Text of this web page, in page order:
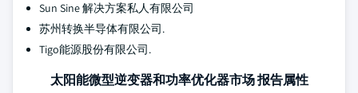
Sun Sine 解决方案私人有限公司
苏州转换半导体有限公司.
Tigo能源股份有限公司.
太阳能微型逆变器和功率优化器市场 报告属性